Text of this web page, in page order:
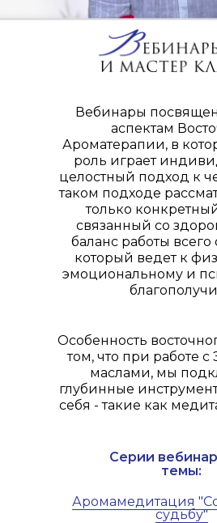
Вебинары
аспектам
Ароматерапии, в
роль играет
целостный подход к
таком подходе
только
связанный со
баланс работы всего
который ведет к
эмоциональному и
Особенность
том, что при работе
маслами, мы
глубинные
себя - такие как
Серии
темы:
Аромамедитация
судьбу"